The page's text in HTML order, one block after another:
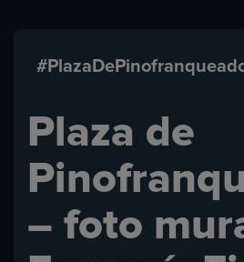
Plaza de
– foto